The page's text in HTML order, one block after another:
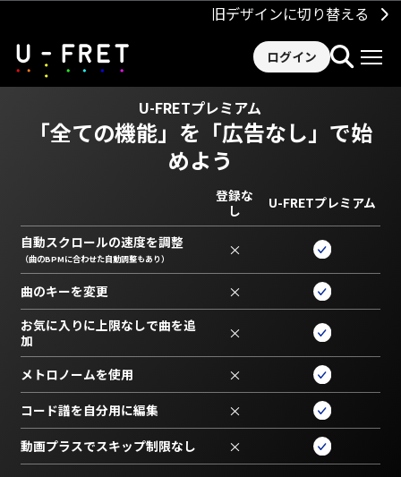
旧デザインに切り替える
ログイン
U-FRETプレミアム
「全ての機能」を 「広告なし」で始
めよう
登録な
し
U-FRETプレミアム
自動スクロールの速度を調整
（曲のBPMに合わせた自動調整もあり） ×
曲のキーを変更 ×
お気に入りに上限なしで曲を追
加
×
メトロノームを使用 ×
コード譜を自分用に編集 ×
動画プラスでスキップ制限なし ×